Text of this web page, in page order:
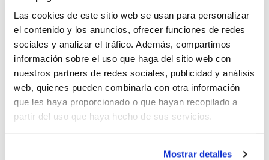
Las cookies de este sitio web se usan para personalizar
el contenido y los anuncios, ofrecer funciones de redes
sociales y analizar el tráfico. Además, compartimos
información sobre el uso que haga del sitio web con
nuestros partners de redes sociales, publicidad y análisis
web, quienes pueden combinarla con otra información
que les haya proporcionado o que hayan recopilado a
partir del uso que haya hecho de sus servicios.
Mostrar detalles
Canals Sede FBCV 23-24